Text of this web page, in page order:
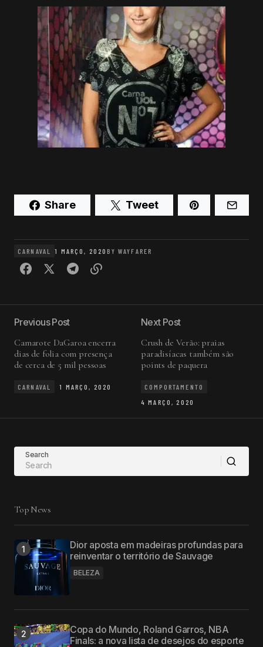
Share Tweet
CARNAVAL 1 MARÇO, 2020BY WAYFARER
Previous Post
Camarote DaGaroa encerra
dias de folia com presença
de cerca de 5 mil pessoas
CARNAVAL 1 MARÇO, 2020
Next Post
Crush de Verão: praias
paradisíacas também são
points de paquera
COMPORTAMENTO
4 MARÇO, 2020
Search
Top News
Dior aposta em madeiras profundas para
reinventar o território de Sauvage
BELEZA
Copa do Mundo, Roland Garros, NBA
Finals: a nova lista de desejos do esporte